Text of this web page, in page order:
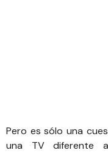
Pero es sólo una
una TV diferente